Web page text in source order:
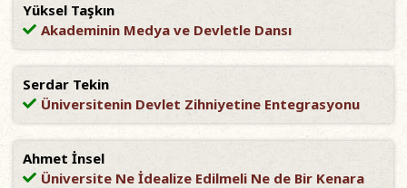
Yüksel Taşkın
Akademinin Medya ve Devletle Dansı
Serdar Tekin
Üniversitenin Devlet Zihniyetine Entegrasyonu
Ahmet İnsel
Üniversite Ne İdealize Edilmeli Ne de Bir Kenara